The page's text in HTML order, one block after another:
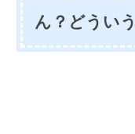
ん？どうい